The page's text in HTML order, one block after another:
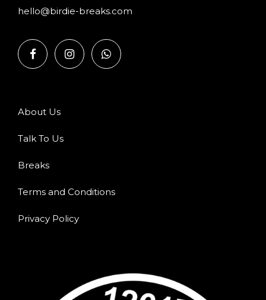
hello@birdie-breaks.com
About Us
Talk To Us
Breaks
Terms and Conditions
Privacy Policy